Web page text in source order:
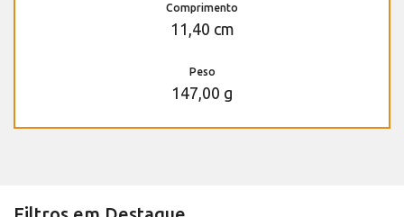
Comprimento
11,40 cm
Peso
147,00 g